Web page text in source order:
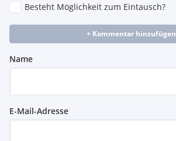
Besteht Möglichkeit zum Eintausch?
+ Kommentar hinzufügen
Name
E-Mail-Adresse